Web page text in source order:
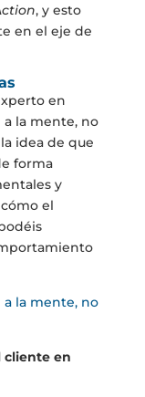
, y esto
en el eje de
en
a la mente, no
idea de que
forma
y
el
a la mente, no
cliente en